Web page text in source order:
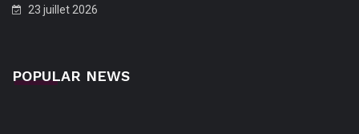
23 juillet 2026
POPULAR NEWS